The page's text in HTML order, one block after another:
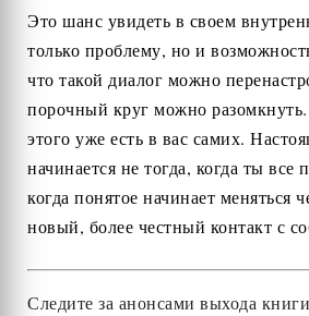
Это шанс увидеть в своем
только проблему, но и
что такой диалог можно
порочный круг можно
этого уже есть в вас самих.
начинается не тогда, когда ты все
когда понятое начинает меняться
новый, более честный контакт с
Следите за анонсами выхода